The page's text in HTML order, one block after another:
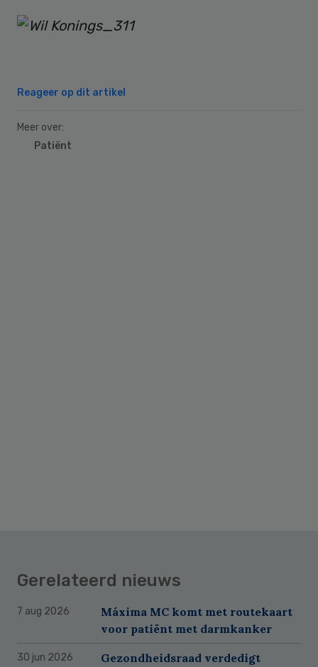
Reageer op dit artikel
Meer over:
Patiënt
Gerelateerd nieuws
7 aug 2026
Máxima MC komt met routekaart
voor patiënt met darmkanker
30 jun 2026
Gezondheidsraad verdedigt